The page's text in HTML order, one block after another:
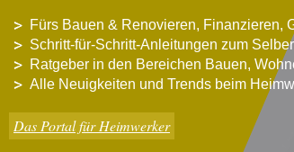
Fürs Bauen & Renovieren, Finanzieren,
Schritt-für-Schritt-Anleitungen zum
Ratgeber in den Bereichen Bauen,
Alle Neuigkeiten und Trends beim
Das Portal für Heimwerker